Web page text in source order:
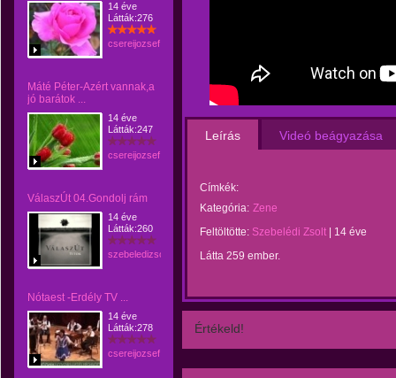
14 éve
Látták:276
csereijozsef
Máté Péter-Azért vannak,a
jó barátok ...
14 éve
Látták:247
csereijozsef
VálaszÚt 04.Gondolj rám
14 éve
Látták:260
szebeledizsolt
Nótaest -Erdély TV ...
14 éve
Látták:278
csereijozsef
Leírás Videó beágyazása
Címkék:
Kategória: Zene
Feltöltötte: Szebelédi Zsolt
14 éve
Látta 259 ember.
Értékeld!